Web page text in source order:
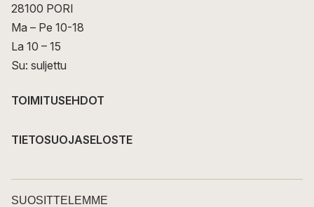
28100 PORI
Ma – Pe 10-18
La 10 – 15
Su: suljettu
TOIMITUSEHDOT
TIETOSUOJASELOSTE
SUOSITTELEMME